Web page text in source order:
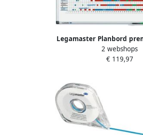
Legamaster Planbord
weken 60x90cm
2 webshops
€ 119,97